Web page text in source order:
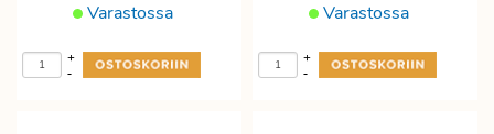
Varastossa
-
+
Varastossa
-
+